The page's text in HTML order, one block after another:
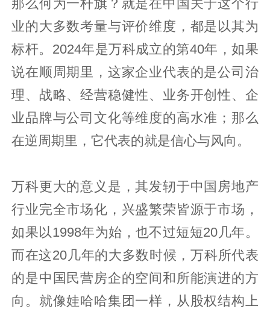
那么何为一杆旗？就是在中国关于这个行
业的大多数考量与评价维度，都是以其为
标杆。2024年是万科成立的第40年，如果
说在顺周期里，这家企业代表的是公司治
理、战略、经营稳健性、业务开创性、企
业品牌与公司文化等维度的高水准；那么
在逆周期里，它代表的就是信心与风向。
万科更大的意义是，其发轫于中国房地产
行业完全市场化，兴盛繁荣皆源于市场，
如果以1998年为始，也不过短短20几年。
而在这20几年的大多数时候，万科所代表
的是中国民营房企的空间和所能演进的方
向。就像娃哈哈集团一样，从股权结构上